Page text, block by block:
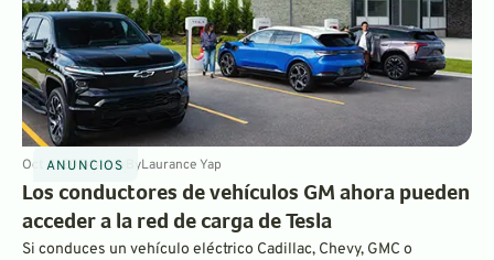
ANUNCIOS
Oct 4, 20244min ByLaurance Yap
Los conductores de vehículos GM ahora pueden
acceder a la red de carga de Tesla
Si conduces un vehículo eléctrico Cadillac, Chevy, GMC o